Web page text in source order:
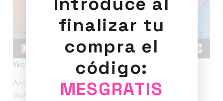
Wobble Bubble Rings
Anillos interactivos hecho a mano con líquido,
burbujas, piedras naturales, cuentas de arcilla y
finalizar tu
compra el
código:
MESGRATIS